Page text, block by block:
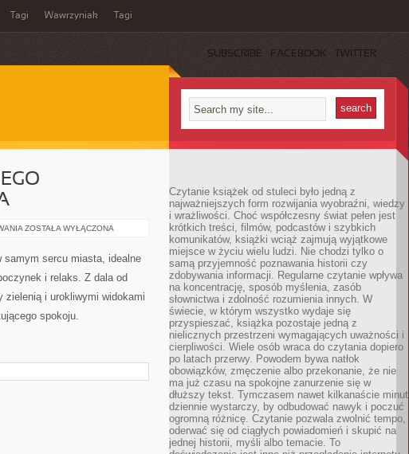
Tagi Wawrzyniak Tagi
SUBSCRIBE FACEBOOK TWITTER
BULWAR:
SPOKOJNEGO
ODPOCZYNKU
SERCU
ZOSTAŁA WYŁĄCZONA
samym sercu miasta, idealne
i relaks. Z dala od
zielenią i urokliwymi widokami
spokoju.
Czytanie książek od stuleci było jedną z
najważniejszych form rozwijania wyobraźni, wiedzy
i wrażliwości. Choć współczesny świat pełen jest
krótkich treści, filmów, podcastów i szybkich
komunikatów, książki wciąż zajmują wyjątkowe
miejsce w życiu wielu ludzi. Nie chodzi tylko o
samą przyjemność poznawania historii czy
zdobywania informacji. Regularne czytanie wpływa
na koncentrację, sposób myślenia, zasób
słownictwa i zdolność rozumienia innych. W
świecie, w którym wszystko wydaje się
przyspieszać, książka pozostaje jedną z
nielicznych przestrzeni wymagających uważności i
cierpliwości. Wiele osób wraca do czytania dopiero
po latach przerwy. Powodem bywa natłok
obowiązków, zmęczenie albo przekonanie, że nie
ma już czasu na spokojne zanurzenie się w
dłuższy tekst. Tymczasem nawet kilkanaście minut
dziennie wystarczy, by odbudować nawyk i poczuć
ogromną różnicę. Czytanie pozwala zwolnić tempo,
oderwać się od ciągłych powiadomień i skupić na
jednej historii, myśli albo temacie. To